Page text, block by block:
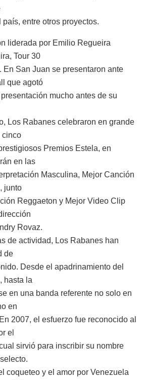
entre otros proyectos.
liderada por Emilio Regueira
Tour 30
En San Juan se presentaron ante
que agotó
mucho antes de su
Los Rabanes celebraron en grande
cinco
Premios Estela, en
en las
Masculina, Mejor Canción
junto
Reggaeton y Mejor Video Clip
Rovaz.
de actividad, Los Rabanes han
de
Desde el apadrinamiento del
hasta la
en una banda referente no solo en
en
2007, el esfuerzo fue reconocido al
el
sirvió para inscribir su nombre
coqueteo y el amor por Venezuela